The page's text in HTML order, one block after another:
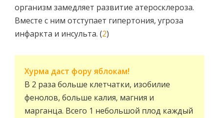
организм замедляет развитие атеросклероза.
Вместе с ним отступает гипертония, угроза
инфаркта и инсульта. (2)
Хурма даст фору яблокам!
В 2 раза больше клетчатки, изобилие
фенолов, больше калия, магния и
марганца. Всего 1 небольшой плод каждый